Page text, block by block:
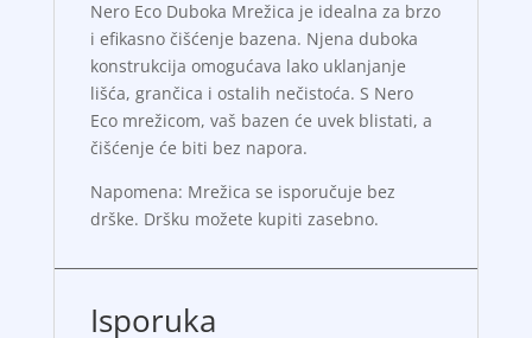
Nero Eco Duboka Mrežica je idealna za brzo
i efikasno čišćenje bazena. Njena duboka
konstrukcija omogućava lako uklanjanje
lišća, grančica i ostalih nečistoća. S Nero
Eco mrežicom, vaš bazen će uvek blistati, a
čišćenje će biti bez napora.
Napomena: Mrežica se isporučuje bez
drške. Dršku možete kupiti zasebno.
Isporuka